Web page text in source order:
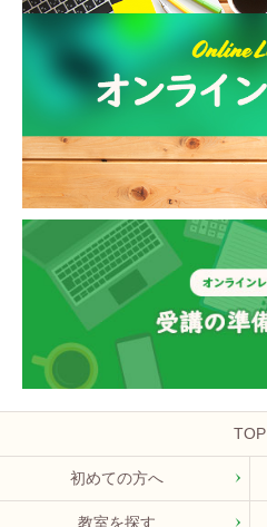
TOP
初めての方へ
教室を探す